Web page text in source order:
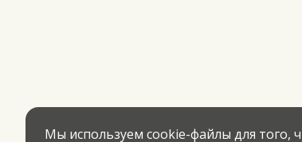
Мы используем cookie-файлы для того,